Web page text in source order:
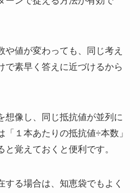
や値が変わっても、同じ考え
で素早く答えに近づけるから
想像し、同じ抵抗値が並列に
「１本あたりの抵抗値÷本数」
と覚えておくと便利です。
する場合は、知恵袋でもよく